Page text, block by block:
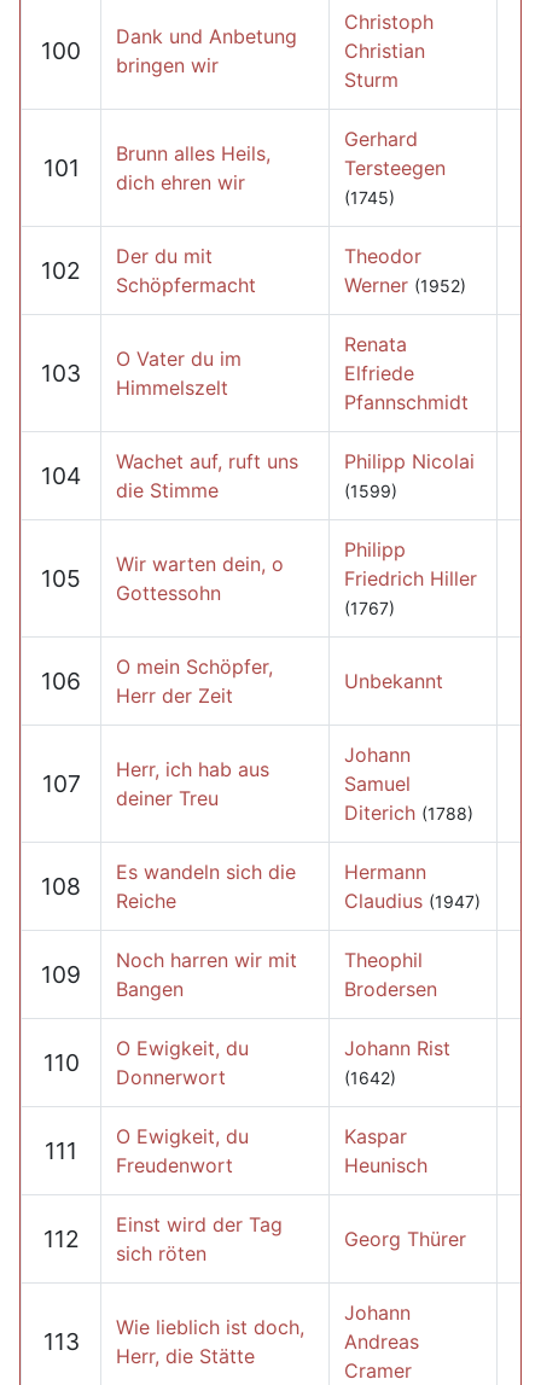
100
Dank und Anbetung
bringen wir
Christoph
Christian
Sturm
101
Brunn alles Heils,
dich ehren wir
Gerhard
Tersteegen
(1745)
102
Der du mit
Schöpfermacht
Theodor
Werner (1952)
103
O Vater du im
Himmelszelt
Renata
Elfriede
Pfannschmidt
104
Wachet auf, ruft uns
die Stimme
Philipp Nicolai
(1599)
105
Wir warten dein, o
Gottessohn
Philipp
Friedrich Hiller
(1767)
106
O mein Schöpfer,
Herr der Zeit
Unbekannt
107
Herr, ich hab aus
deiner Treu
Johann
Samuel
Diterich (1788)
108
Es wandeln sich die
Reiche
Hermann
Claudius (1947)
109
Noch harren wir mit
Bangen
Theophil
Brodersen
110
O Ewigkeit, du
Donnerwort
Johann Rist
(1642)
111
O Ewigkeit, du
Freudenwort
Kaspar
Heunisch
112
Einst wird der Tag
sich röten
Georg Thürer
113
Wie lieblich ist doch,
Herr, die Stätte
Johann
Andreas
Cramer